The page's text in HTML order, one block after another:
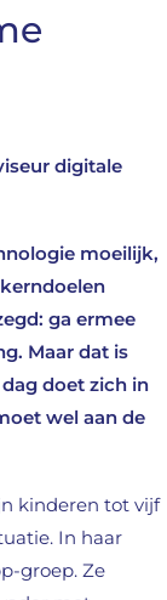
digitale
moeilijk,
ga ermee
Maar dat is
doet zich in
wel aan de
kinderen tot vijf
In haar
groep. Ze